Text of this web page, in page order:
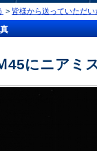
> 皆様から送っていただい
45にニアミ